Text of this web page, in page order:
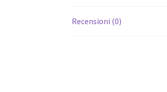
Recensioni (0)